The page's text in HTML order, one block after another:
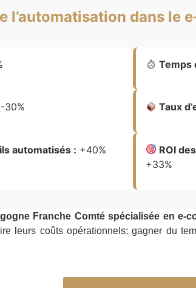
l’automatisation dans le
Temps
-30% Taux
automatisés : +40%
ROI
+33%
Franche Comté spécialisée en e-
leurs coûts opérationnels; gagner du